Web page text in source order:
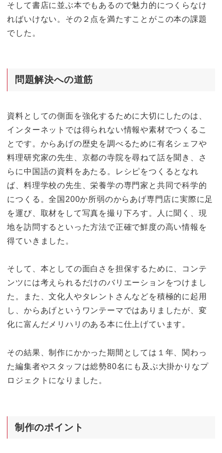
そして書店に並ぶ本でもあるので魅力的につくらなけ
ればいけない。その２点を満たすことがこの本の課題
でした。
問題解決への道筋
資料としての側面を強化するために大切にしたのは、
インターネットでは得られない情報や素材でつくるこ
とです。からあげの歴史を調べるために有名シェフや
料理研究家の先生、京都の寺院を尋ねて話を聞き、さ
らに中国語の資料をあたる。レシピをつくるとなれ
ば、料理学校の先生、栄養学の専門家と共同で科学的
につくる。全国200か所弱のからあげ専門店に実際に足
を運び、取材をして写真を撮り下ろす。人に聞く、現
地を訪問するといった方法で正確で鮮度の高い情報を
得ていきました。
そして、本としての面白さを担保するために、コンテ
ンツには考えられるだけのバリエーションをつけまし
た。また、文化人やタレントさんなどを積極的に起用
し、からあげというワンテーマではありましたが、変
化に富んだメリハリのある本に仕上げています。
その結果、制作にかかった期間としては１年、関わっ
た編集者やスタッフは総勢80名にも及ぶ大掛かりなプ
ロジェクトになりました。
制作のポイント